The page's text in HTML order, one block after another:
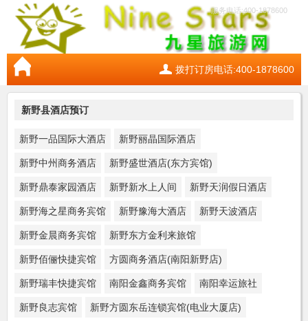
服务电话:400-1878600
拨打订房电话:400-1878600
新野县酒店预订
新野一品国际大酒店 新野丽晶国际酒店
新野中州商务酒店 新野盛世酒店(东方宾馆)
新野鼎泰家园酒店 新野新水上人间 新野天润假日酒店
新野海之星商务宾馆 新野豫海大酒店 新野天波酒店
新野金晨商务宾馆 新野东方金利来旅馆
新野佰俪快捷宾馆 方圆商务酒店(南阳新野店)
新野瑞丰快捷宾馆 南阳金鑫商务宾馆 南阳幸运旅社
新野良志宾馆 新野方圆东岳连锁宾馆(电业大厦店)